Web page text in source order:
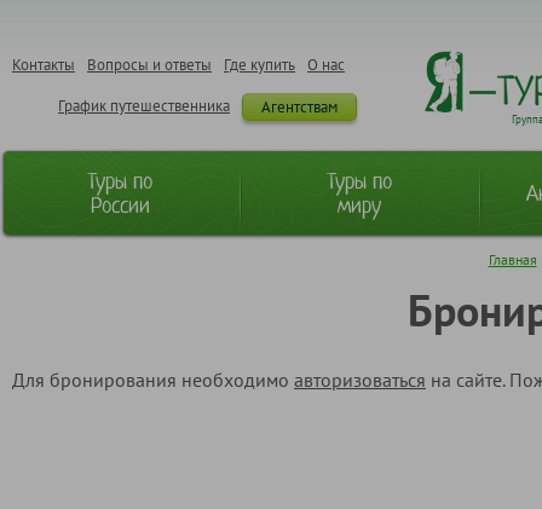
О нас
Где купить
Вопросы и ответы
Контакты
Агентствам
График путешественника
Туры по
России
Туры по
миру
Главная
Для бронирования необходимо авторизоваться на сайте.